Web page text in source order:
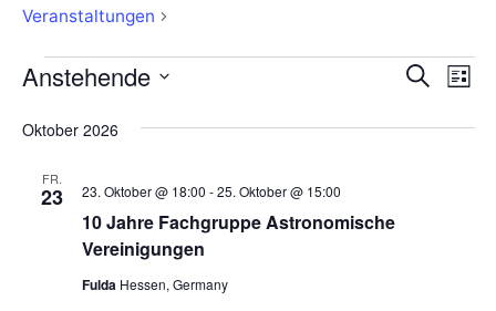
Veranstaltungen
Veranstaltungen SucheListe
Anstehende
wählen.
Oktober 2026
FR.
23
10 Jahre Fachgruppe Astronomische
Vereinigungen
23. Oktober @ 18:00 -25. Oktober @ 15:00
Fulda Hessen, Germany